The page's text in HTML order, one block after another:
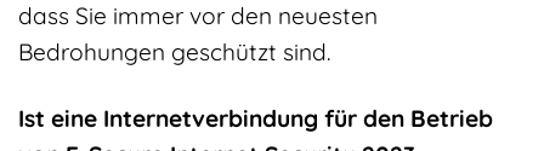
dass Sie immer vor den neuesten
Bedrohungen geschützt sind.
Ist eine Internetverbindung für den Betrieb